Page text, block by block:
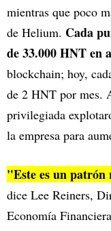
mientras que poco
de Helium. Cada
de 33.000 HNT en
blockchain; hoy,
de 2 HNT por mes.
privilegiada
la empresa para
"Este es un
dice Lee Reiners,
Economía